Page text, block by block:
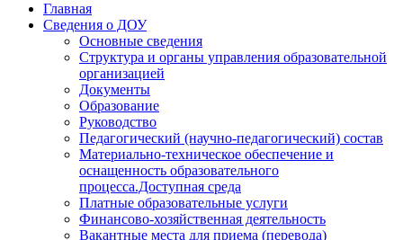
Главная
Сведения о ДОУ
Основные сведения
Структура и органы управления образовательной
организацией
Документы
Образование
Руководство
Педагогический (научно-педагогический) состав
Материально-техническое обеспечение и
оснащенность образовательного
процесса.Доступная среда
Платные образовательные услуги
Финансово-хозяйственная деятельность
Вакантные места для приема (перевода)